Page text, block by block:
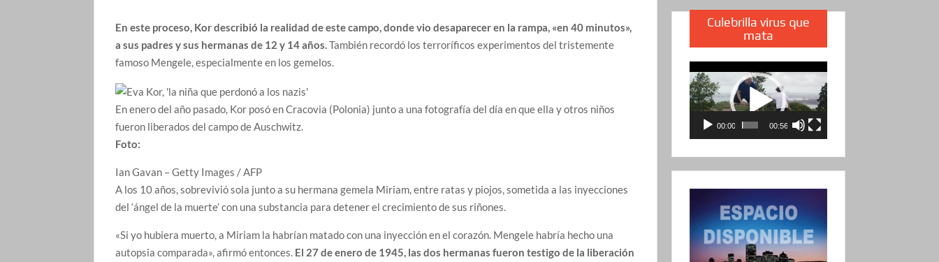
En este proceso, Kor describió la realidad de este campo, donde vio desaparecer en la rampa, «en 40 minutos»,
a sus padres y sus hermanas de 12 y 14 años.También recordó los terroríficos experimentos del tristemente
famoso Mengele, especialmente en los gemelos.
En enero del año pasado, Kor posó en Cracovia (Polonia) junto a una fotografía del día en que ella y otros niños
fueron liberados del campo de Auschwitz.
Foto:
Ian Gavan – Getty Images / AFP
A los 10 años, sobrevivió sola junto a su hermana gemela Miriam, entre ratas y piojos, sometida a las inyecciones
del ‘ángel de la muerte’ con una substancia para detener el crecimiento de sus riñones.
«Si yo hubiera muerto, a Miriam la habrían matado con una inyección en el corazón. Mengele habría hecho una
autopsia comparada», afirmó entonces. El 27 de enero de 1945, las dos hermanas fueron testigo de la liberación
Culebrilla virus que
mata
Reproductor
de
vídeo
00:00 00:56